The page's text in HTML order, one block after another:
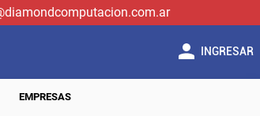
INGRESAR
EMPRESAS